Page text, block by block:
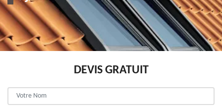
DEVIS GRATUIT